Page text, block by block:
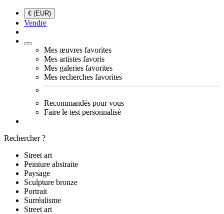
€ (EUR)
Vendre
Mes œuvres favorites
Mes artistes favoris
Mes galeries favorites
Mes recherches favorites
Recommandés pour vous
Faire le test personnalisé
Rechercher ?
Street art
Peinture abstraite
Paysage
Sculpture bronze
Portrait
Surréalisme
Street art